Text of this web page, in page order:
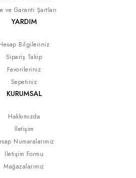
ve Garanti Şartları
YARDIM
Bilgileriniz
Sipariş Takip
Favorileriniz
Sepetiniz
KURUMSAL
Hakkımızda
İletişim
Numaralarımız
İletişim Formu
Mağazalarımız